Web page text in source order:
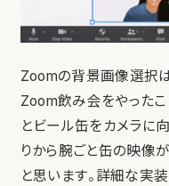
Zoomの背景画像選択
Zoom飲み会をやったこ
とビール缶をカメラに
りから腕ごと缶の映像
と思います。詳細な実